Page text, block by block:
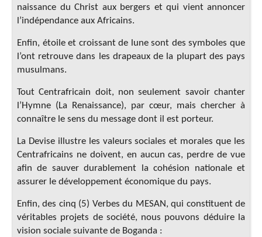
naissance du Christ aux bergers et qui vient annoncer
l’indépendance aux Africains.
Enfin, étoile et croissant de lune sont des symboles que
l’ont retrouve dans les drapeaux de la plupart des pays
musulmans.
Tout Centrafricain doit, non seulement savoir chanter
l’Hymne (La Renaissance), par cœur, mais chercher à
connaître le sens du message dont il est porteur.
La Devise illustre les valeurs sociales et morales que les
Centrafricains ne doivent, en aucun cas, perdre de vue
afin de sauver durablement la cohésion nationale et
assurer le développement économique du pays.
Enfin, des cinq (5) Verbes du MESAN, qui constituent de
véritables projets de société, nous pouvons déduire la
vision sociale suivante de Boganda :